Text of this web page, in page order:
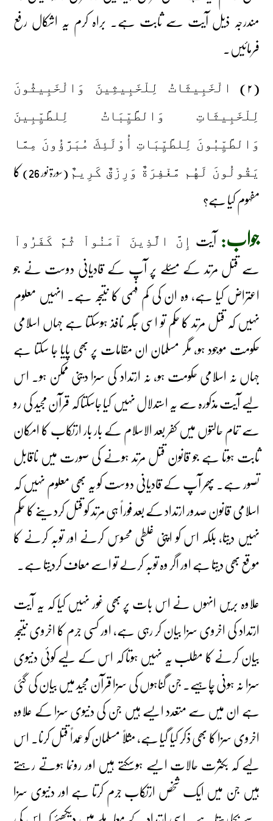
مندرجہ ذیل آیت سے ثابت ہے۔ براہ کرم یہ اشکال رفع
فرمائیں۔
(۲)
الْخَبِيثَاتُ لِلْخَبِيثِينَ وَالْخَبِيثُونَ
لِلْخَبِيثَاتِ وَالطَّيِّبَاتُ لِلطَّيِّبِينَ
وَالطَّيِّبُونَ لِلطَّيِّبَاتِ أُوْلَئِكَ مُبَرَّؤُونَ مِمَّا
يَقُولُونَ لَهُم مَّغْفِرَةٌ وَرِزْقٌ كَرِيمٌ (سورۃ نور 26)
کا
مفہوم کیا ہے؟
جواب:آیت إِنَّ الَّذِينَ آمَنُواْ ثُمَّ كَفَرُواْ
سے قتل مرتد کے مسئلے پر آپ کے قادیانی دوست نے جو
اعتراض کیا ہے، وہ ان کی کم فہمی کا نتیجہ ہے۔ انہیں معلوم
نہیں کہ قتل مرتد کا حکم تو اسی جگہ نافذ ہوسکتا ہے جہاں اسلامی
حکومت موجود ہو، مگر مسلمان ان مقامات پر بھی پایا جا سکتا ہے
جہاں نہ اسلامی حکومت ہو، نہ ارتداد کی سزا دینی ممکن ہو۔ اس
لیے آیت مذکورہ سے یہ استدلال نہیں کیا جاسکتا کہ قرآن مجید کی رو
سے تمام حالتوں میں کفر بعد الاسلام کے بار بار ارتکاب کا امکان
ثابت ہوتا ہے جو قانون قتل مرتد ہونے کی صورت میں ناقابل
تصور ہے۔ پھر آپ کے قادیانی دوست کو یہ بھی معلوم نہیں کہ
اسلامی قانون صدور ارتداد کے بعد فوراً ہی مرتد کو قتل کردینے کا حکم
نہیں دیتا، بلکہ اس کو اپنی غلطی محسوس کرنے اور توبہ کرنے کا
موقع بھی دیتا ہے اور اگر وہ توبہ کرلے تو اسے معاف کردیتا ہے۔
علاوہ بریں انہوں نے اس بات پر بھی غور نہیں کیا کہ یہ آیت
ارتداد کی اخروی سزا بیان کر رہی ہے، اور کسی جرم کا اخروی نتیجہ
بیان کرنے کا مطلب یہ نہیں ہوتا کہ اس کے لیے کوئی دنیوی
سزا نہ ہونی چاہیے۔ جن گناہوں کی سزا قرآن مجید میں بیان کی گئی
ہے ان میں سے متعدد ایسے ہیں جن کی دنیوی سزا کے علاوہ
اخروی سزا کا بھی ذکر کیا گیا ہے، مثلاً مسلمان کو عمداً قتل کرنا۔ اس
لیے کہ بکثرت حالات ایسے ہوسکتے ہیں اور رونما ہوتے رہتے
ہیں جن میں ایک شخص ارتکاب جرم کرتا ہے اور دنیوی سزا